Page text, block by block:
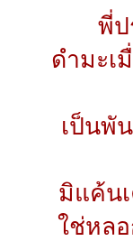
พี่ป
ดำมะเ
เป็นพั
มิแค้น
ใช่หล